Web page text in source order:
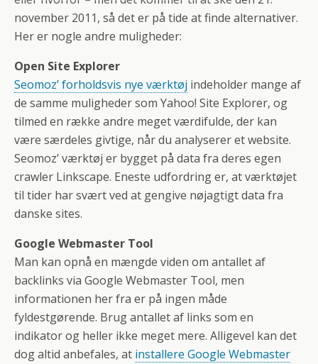
november 2011, så det er på tide at finde alternativer.
Her er nogle andre muligheder:
Open Site Explorer
Seomoz’ forholdsvis nye værktøj indeholder mange af
de samme muligheder som Yahoo! Site Explorer, og
tilmed en række andre meget værdifulde, der kan
være særdeles givtige, når du analyserer et website.
Seomoz’ værktøj er bygget på data fra deres egen
crawler Linkscape. Eneste udfordring er, at værktøjet
til tider har svært ved at gengive nøjagtigt data fra
danske sites.
Google Webmaster Tool
Man kan opnå en mængde viden om antallet af
backlinks via Google Webmaster Tool, men
informationen her fra er på ingen måde
fyldestgørende. Brug antallet af links som en
indikator og heller ikke meget mere. Alligevel kan det
dog altid anbefales, at installere Google Webmaster